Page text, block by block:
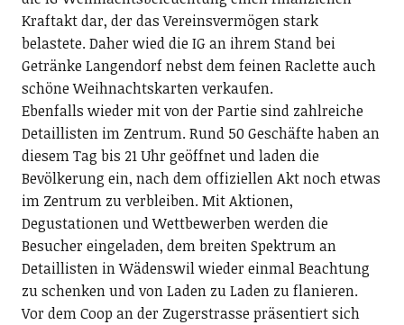
Kraftakt dar, der das Vereinsvermögen stark
belastete. Daher wied die IG an ihrem Stand bei
Getränke Langendorf nebst dem feinen Raclette auch
schöne Weihnachtskarten verkaufen.
Ebenfalls wieder mit von der Partie sind zahlreiche
Detaillisten im Zentrum. Rund 50 Geschäfte haben an
diesem Tag bis 21 Uhr geöffnet und laden die
Bevölkerung ein, nach dem offiziellen Akt noch etwas
im Zentrum zu verbleiben. Mit Aktionen,
Degustationen und Wettbewerben werden die
Besucher eingeladen, dem breiten Spektrum an
Detaillisten in Wädenswil wieder einmal Beachtung
zu schenken und von Laden zu Laden zu flanieren.
Vor dem Coop an der Zugerstrasse präsentiert sich